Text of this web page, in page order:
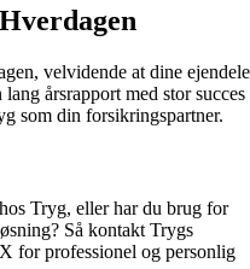
velvidende at dine ejendele
årsrapport med stor succes
som din forsikringspartner.
Tryg, eller har du brug for
Så kontakt Trygs
professionel og personlig